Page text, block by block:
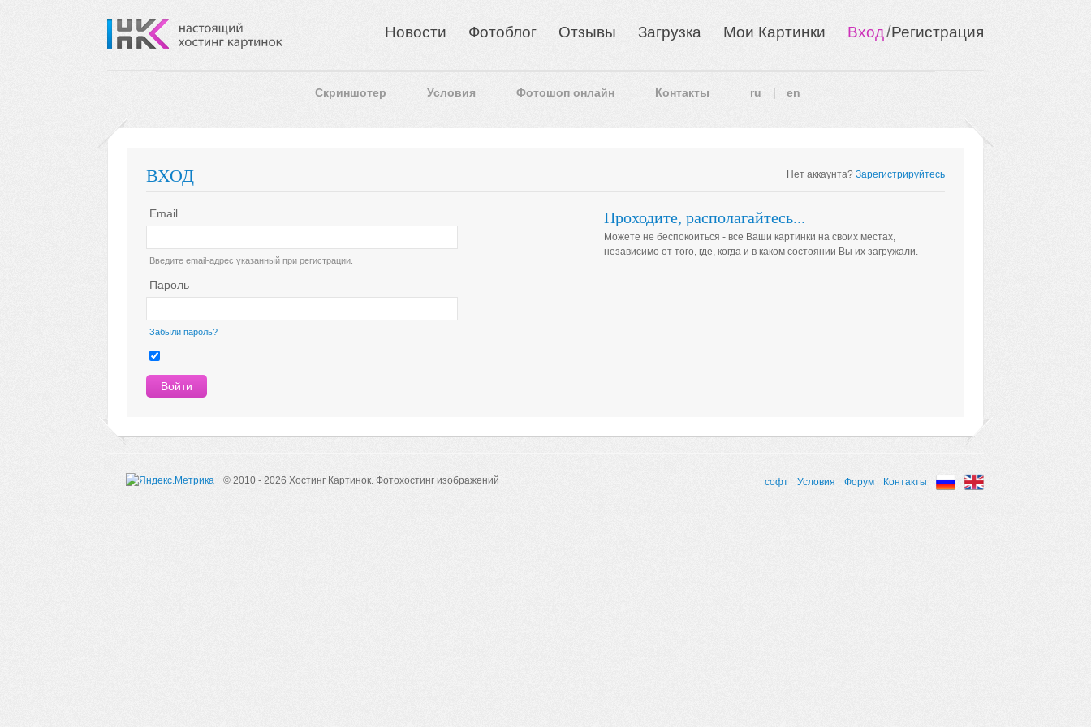
Новости Фотоблог Отзывы Загрузка Мои Картинки Вход/Регистрация
Скриншотер Условия Фотошоп онлайн Контакты ru en
ВХОД Нет аккаунта? Зарегистрируйтесь
Проходите, располагайтесь...
Можете не беспокоиться - все Ваши картинки на своих местах,
независимо от того, где, когда и в каком состоянии Вы их загружали.
Email
Введите email-адрес указанный при регистрации.
Пароль
Забыли пароль?
© 2010 - 2026 Хостинг Картинок. Фотохостинг изображений софт Условия Форум Контакты